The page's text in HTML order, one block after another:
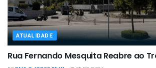
ATUALIDADE
Rua Fernando Mesquita Reabre ao